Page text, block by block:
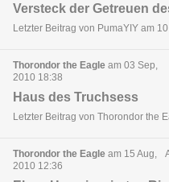
Versteck der Getreuen
Letzter Beitrag von PumaYIY am
Thorondor the Eagle am 03 Sep,
2010 18:38
Haus des Truchsess
Letzter Beitrag von Thorondor the
Thorondor the Eagle am 15 Aug,
2010 12:36